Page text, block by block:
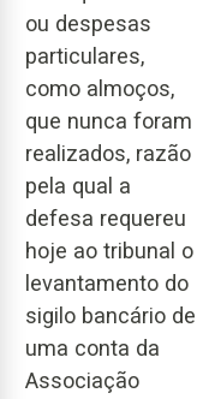
ou despesas
particulares,
como almoços,
que nunca foram
realizados, razão
pela qual a
defesa requereu
hoje ao tribunal o
levantamento do
sigilo bancário de
uma conta da
Associação